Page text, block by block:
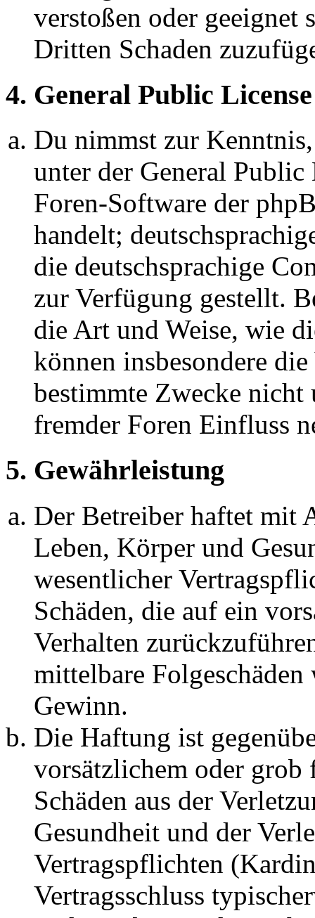
verstoßen oder geeignet
Dritten Schaden
4. General Public License
Du nimmst zur
unter der General
Foren-Software der
handelt;
die deutschsprachige
zur Verfügung gestellt.
die Art und Weise, wie
können insbesondere
bestimmte Zwecke nicht
fremder Foren Einfluss
5. Gewährleistung
Der Betreiber haftet mit
Leben, Körper und
wesentlicher
Schäden, die auf ein
Verhalten
mittelbare Folgeschäden
Gewinn.
Die Haftung ist
vorsätzlichem oder grob
Schäden aus der
Gesundheit und der
Vertragspflichten
Vertragsschluss